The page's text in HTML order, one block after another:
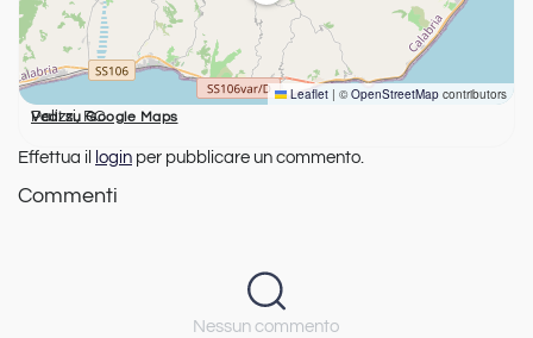
Leaflet | © OpenStreetMap contributors
Palizzi, RC
Vedi su Google Maps
Effettua il login per pubblicare un commento.
Commenti
Nessun commento